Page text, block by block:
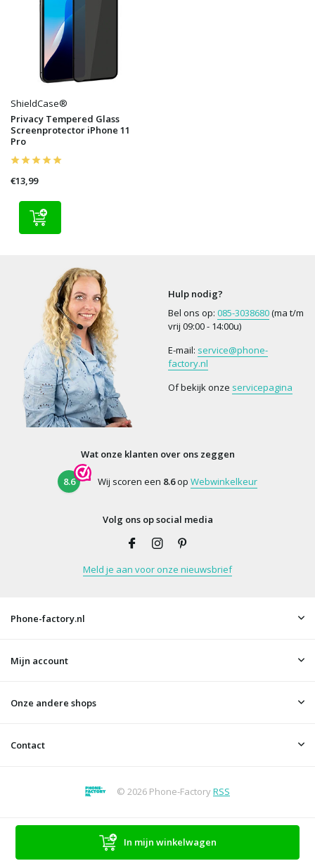
In mijn winkelwagen
ShieldCase®
Privacy Tempered Glass
Screenprotector iPhone 11
Pro
€13,99
Hulp nodig?
Bel ons op: 085-3038680(ma t/m
vrij 09:00 - 14:00u)
E-mail: service@phone-
factory.nl
Of bekijk onze servicepagina
Wat onze klanten over ons zeggen
8.6 Wij scoren een 8.6op Webwinkelkeur
Volg ons op social media
Meld je aan voor onze nieuwsbrief
Phone-factory.nl
Mijn account
Onze andere shops
Contact
© 2026 Phone-FactoryRSS